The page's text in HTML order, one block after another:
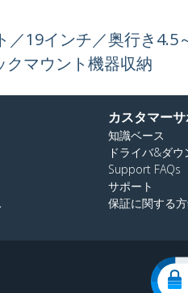
19インチ／奥行き
マウント機器収納
カスタマーサ
知識ベース
ドライバ&ダウ
Support FAQs
サポート
保証に関する